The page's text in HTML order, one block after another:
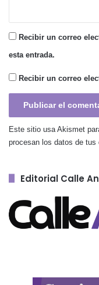
Recibir un correo
esta entrada.
Recibir un correo
Este sitio usa Akismet
procesan los datos de tus
Editorial Calle